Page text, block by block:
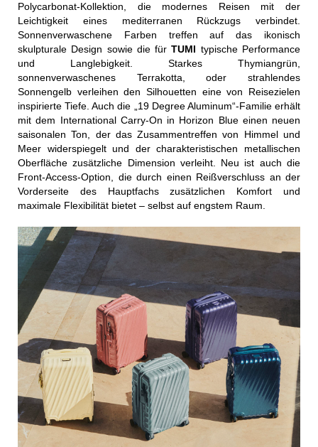
Polycarbonat-Kollektion, die modernes Reisen mit der
Leichtigkeit eines mediterranen Rückzugs verbindet.
Sonnenverwaschene Farben treffen auf das ikonisch
skulpturale Design sowie die fürTUMI typische Performance
und Langlebigkeit. Starkes Thymiangrün,
sonnenverwaschenes Terrakotta, oder strahlendes
Sonnengelb verleihen den Silhouetten eine von Reisezielen
inspirierte Tiefe. Auch die „19 Degree Aluminum“-Familie erhält
mit dem International Carry-On in Horizon Blue einen neuen
saisonalen Ton, der das Zusammentreffen von Himmel und
Meer widerspiegelt und der charakteristischen metallischen
Oberfläche zusätzliche Dimension verleiht. Neu ist auch die
Front-Access-Option, die durch einen Reißverschluss an der
Vorderseite des Hauptfachs zusätzlichen Komfort und
maximale Flexibilität bietet – selbst auf engstem Raum.